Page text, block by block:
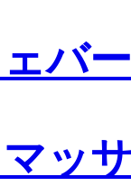
バー
ッ